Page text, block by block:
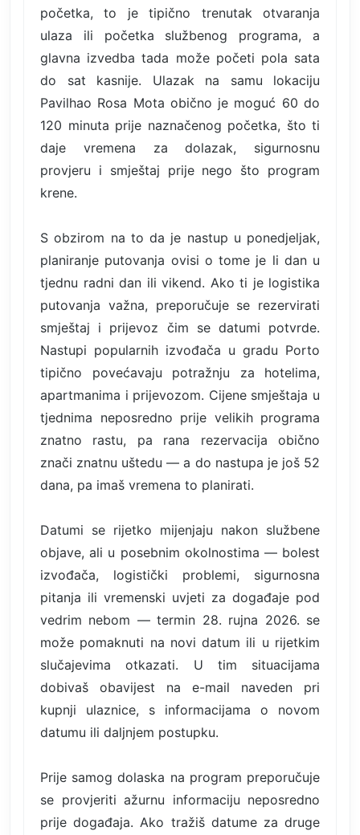
početka, to je tipično trenutak otvaranja
ulaza ili početka službenog programa, a
glavna izvedba tada može početi pola sata
do sat kasnije. Ulazak na samu lokaciju
Pavilhao Rosa Mota obično je moguć 60 do
120 minuta prije naznačenog početka, što ti
daje vremena za dolazak, sigurnosnu
provjeru i smještaj prije nego što program
krene.
S obzirom na to da je nastup u ponedjeljak,
planiranje putovanja ovisi o tome je li dan u
tjednu radni dan ili vikend. Ako ti je logistika
putovanja važna, preporučuje se rezervirati
smještaj i prijevoz čim se datumi potvrde.
Nastupi popularnih izvođača u gradu Porto
tipično povećavaju potražnju za hotelima,
apartmanima i prijevozom. Cijene smještaja u
tjednima neposredno prije velikih programa
znatno rastu, pa rana rezervacija obično
znači znatnu uštedu — a do nastupa je još 52
dana, pa imaš vremena to planirati.
Datumi se rijetko mijenjaju nakon službene
objave, ali u posebnim okolnostima — bolest
izvođača, logistički problemi, sigurnosna
pitanja ili vremenski uvjeti za događaje pod
vedrim nebom — termin 28. rujna 2026. se
može pomaknuti na novi datum ili u rijetkim
slučajevima otkazati. U tim situacijama
dobivaš obavijest na e-mail naveden pri
kupnji ulaznice, s informacijama o novom
datumu ili daljnjem postupku.
Prije samog dolaska na program preporučuje
se provjeriti ažurnu informaciju neposredno
prije događaja. Ako tražiš datume za druge